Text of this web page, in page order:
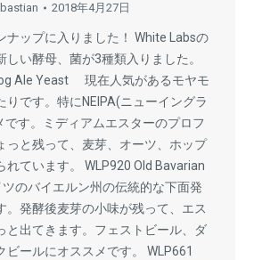
2018年4月27日
ナップに入りました！ White Labsの
い酵母、菌が3種類入りました。
Ale Yeast 現在人気があるモヤモ
りです。特にNEIPA(ニューイングラ
です。ミディアムエスターのプロフ
っと残って、麦芽、オーツ、ホップ
れています。 WLP920 Old Bavarian
のバイエルン州の伝統的な下面発
。発酵後麦芽の小味が残って、エス
と出てきます。フェストビール、ダ
ビールにオススメです。 WLP661